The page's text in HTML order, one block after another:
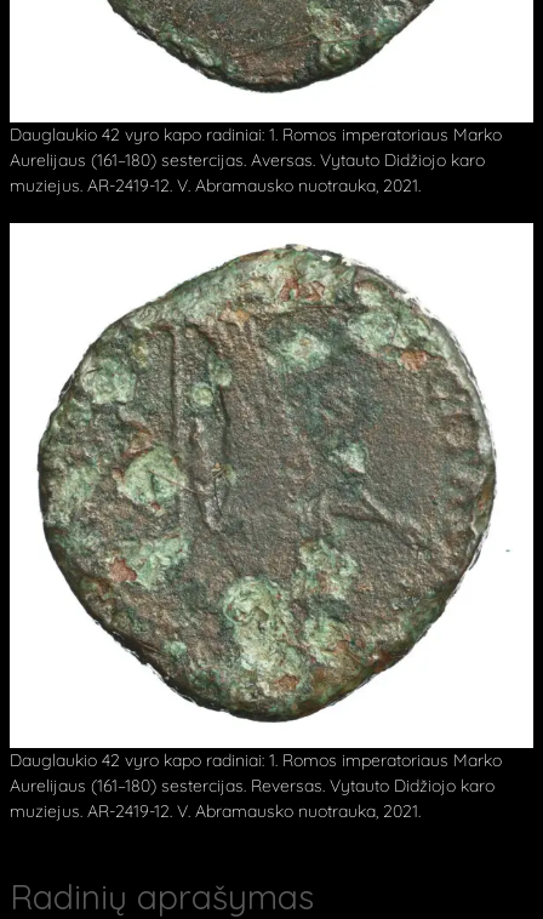
Dauglaukio 42 vyro kapo radiniai: 1. Romos imperatoriaus Marko
Aurelijaus (161–180) sestercijas. Aversas. Vytauto Didžiojo karo
muziejus. AR-2419-12. V. Abramausko nuotrauka, 2021.
Dauglaukio 42 vyro kapo radiniai: 1. Romos imperatoriaus Marko
Aurelijaus (161–180) sestercijas. Reversas. Vytauto Didžiojo karo
muziejus. AR-2419-12. V. Abramausko nuotrauka, 2021.
Radinių aprašymas